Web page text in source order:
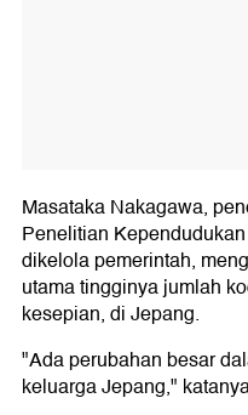
Masataka Nakagawa,
Penelitian
dikelola pemerintah,
utama tingginya jumlah
kesepian, di Jepang.
"Ada perubahan besar
keluarga Jepang,"